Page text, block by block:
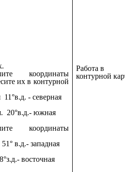
координаты
их в контурной
- северная
20°в.д.- южная
координаты
в.д.- западная
восточная
Работа в
контурной